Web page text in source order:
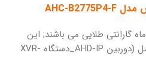
محصولات کیوپلاس شامل 36 ماه گارانتی طلایی می باشند; این
برند در برگیرنده سبد کالایی کامل (دوربین AHD-IP_دستگاه XVR-